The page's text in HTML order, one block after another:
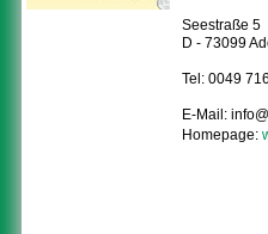
Seestraße 5
D - 73099
Tel: 0049
E-Mail:
Homepage: